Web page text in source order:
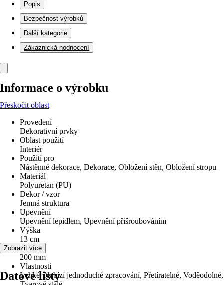
Popis
Bezpečnost výrobků
Další kategorie
Zákaznická hodnocení
Informace o výrobku
Přeskočit oblast
Provedení
Dekorativní prvky
Oblast použití
Interiér
Použití pro
Nástěnné dekorace, Dekorace, Obložení stěn, Obložení stropu
Materiál
Polyuretan (PU)
Dekor / vzor
Jemná struktura
Upevnění
Upevnění lepidlem, Upevnění přišroubováním
Výška
13 cm
Šířka
200 mm
Vlastnosti
Lehké, Nabízí jednoduché zpracování, Přetíratelné, Voděodolné,
Zobrazit více
Datové listy